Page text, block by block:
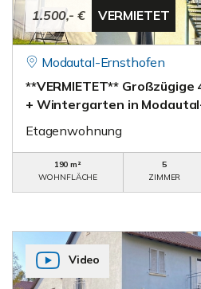
1.500,- € VERMIETET
Modautal-Ernsthofen
**VERMIETET**
+ Wintergarten in
Etagenwohnung
190 m²
WOHNFLÄCHE
5
ZIMMER
Video